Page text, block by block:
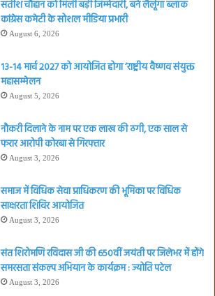
सतीश चौहान को मिली बड़ी जिम्मेदारी, बने लैलूंगा ब्लॉक
कांग्रेस कमेटी के सोशल मीडिया प्रभारी
August 6, 2026
13-14 मार्च 2027 को आयोजित होगा ‘राष्ट्रीय वैष्णव संयुक्त
महासम्मेलन
August 5, 2026
नौकरी दिलाने के नाम पर एक लाख की ठगी, एक साल से
फरार आरोपी कोरबा से गिरफ्तार
August 3, 2026
समाज में विधिक सेवा प्राधिकरण की भूमिका पर विधिक
साक्षरता शिविर आयोजित
August 3, 2026
संत शिरोमणि रविदास जी की 650वीं जयंती पर जिलेभर में होंगे
समरसता संकल्प अभियान के कार्यक्रम : ज्योति पटेल
August 3, 2026